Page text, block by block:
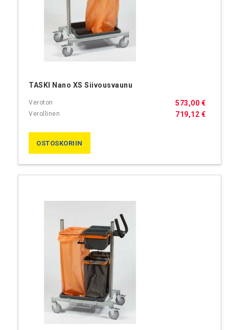
TASKI Nano XS Siivousvaunu
719,12 €
573,00 €
OSTOSKORIIN